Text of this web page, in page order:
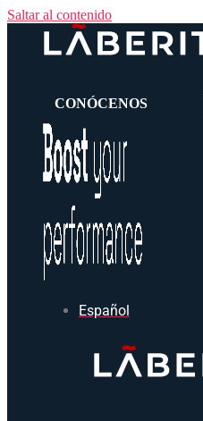
Saltar al contenido
CONÓCENOS
Español